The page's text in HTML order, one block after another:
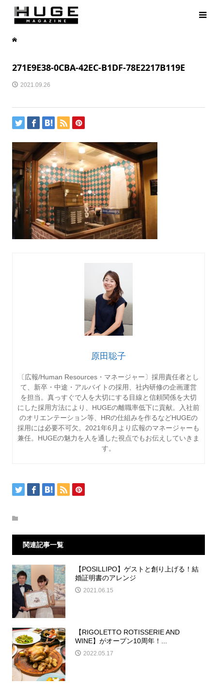
271E9E38-0CBA-42EC-B1DF-78E2217B119E
2021.09.26
原田聡子
〔広報/Human Resources・マネージャー〕採用責任者とし
て、新卒・中途・アルバイトの採用、社内研修の企画運営
を担当。真っすぐで人を大切にする目線と信頼関係を大切
にした採用方法により、HUGEの離職率低下に貢献。入社前
のオリエンテーション等、HRの仕組みを作るなどHUGEの
採用には必要不可欠。2021年6月より広報のマネージャーも
兼任。HUGEの魅力を人を通した視点でもお伝えしていきま
す。
関連記事一覧
【POSILLIPO】ゲストと創り上げる！結
婚証明書のアレンジ
2021.06.15
【RIGOLETTO ROTISSERIE AND
WINE】がオープン10周年！...
2022.05.17